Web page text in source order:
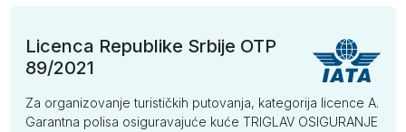
Licenca Republike Srbije OTP
89/2021
Za organizovanje turističkih putovanja, kategorija licence A.
Garantna polisa osiguravajuće kuće TRIGLAV OSIGURANJE